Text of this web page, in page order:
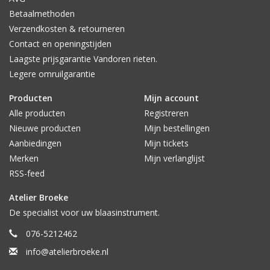
Betaalmethoden
Verzendkosten & retourneren
Contact en openingstijden
Laagste prijsgarantie Vandoren rieten.
Legere omruilgarantie
Producten
Alle producten
Nieuwe producten
Aanbiedingen
Merken
RSS-feed
Mijn account
Registreren
Mijn bestellingen
Mijn tickets
Mijn verlanglijst
Atelier Broeke
De specialist voor uw blaasinstrument.
076-5212462
info@atelierbroeke.nl